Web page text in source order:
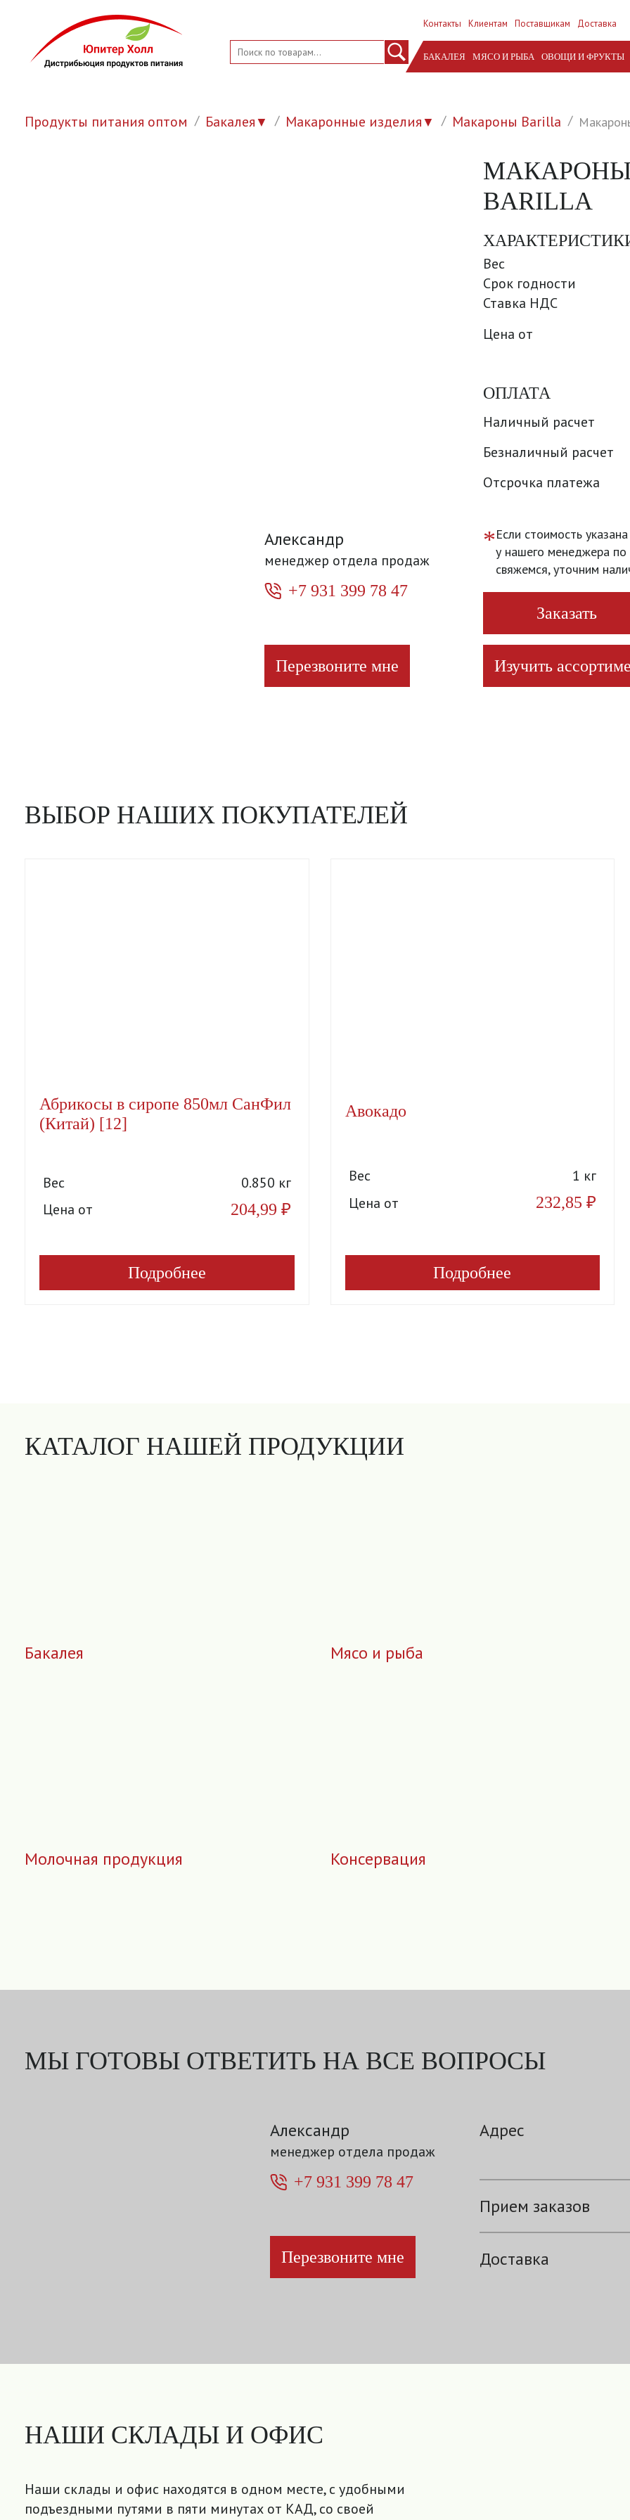
Контакты Клиентам Поставщикам Доставка
БАКАЛЕЯ МЯСО И РЫБА ОВОЩИ И ФРУКТЫ
Продукты питания оптом Бакалея▼ Макаронные изделия▼ Макароны Barilla
Александр
менеджер отдела продаж
+7 931 399 78 47
Перезвоните мне
МАКАРОНЫ
BARILLA
Вес
Срок годности
Ставка НДС
Цена от
ОПЛАТА
Наличный расчет
Безналичный расчет
Отсрочка платежа
*Если стоимость
у нашего менеджера по
свяжемся, уточним
Заказать
Изучить
ВЫБОР НАШИХ ПОКУПАТЕЛЕЙ
Абрикосы в сиропе 850мл СанФил
(Китай) [12]
Вес
0.850 кг
Цена от
204,99 ₽
Подробнее
Авокадо
Вес
1 кг
Цена от
232,85₽
Подробнее
КАТАЛОГ НАШЕЙ ПРОДУКЦИИ
Бакалея Мясо и рыба
Молочная продукция Консервация
МЫ ГОТОВЫ ОТВЕТИТЬ НА ВСЕ ВОПРОСЫ
Александр
менеджер отдела продаж
+7 931 399 78 47
Перезвоните мне
Адрес
Прием заказов
Доставка
НАШИ СКЛАДЫ И ОФИС
Наши склады и офис находятся в одном месте, с удобными
подъездными путями в пяти минутах от КАД, со своей